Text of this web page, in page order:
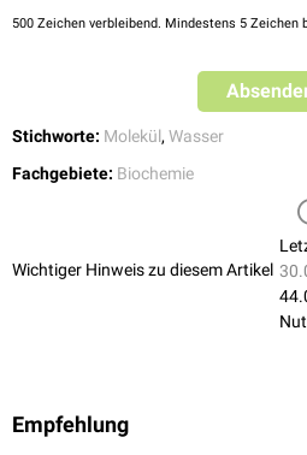
Oberflächenspannungführen. Diese
Molekulargewichtsbei
500 Zeichen verbleibend. Mindestens 5 Zeichen
Stichworte: Molekül, Wasser
Fachgebiete: Biochemie
Wichtiger Hinweis zu diesem Artikel
Empfehlung